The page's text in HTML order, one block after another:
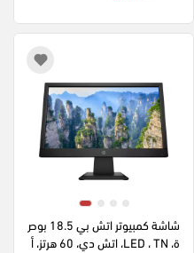
شاشة كمبيوتر اتش بي 18.5 بوص
ة، LED ، TN، اتش دي، 60 هرتز، أ